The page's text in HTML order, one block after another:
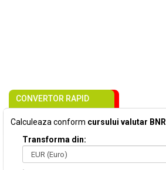
CONVERTOR RAPID
Calculeaza conform cursului valutar BNR
Transforma din: